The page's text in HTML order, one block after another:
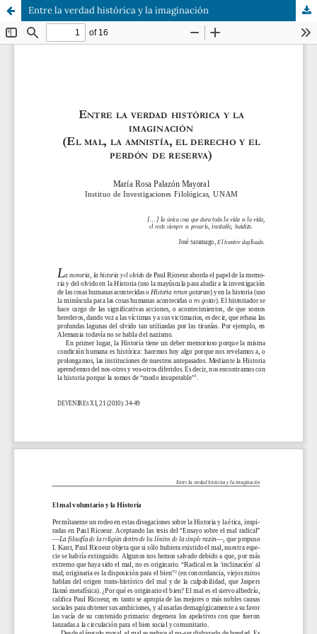
Entre la verdad histórica y la imaginación